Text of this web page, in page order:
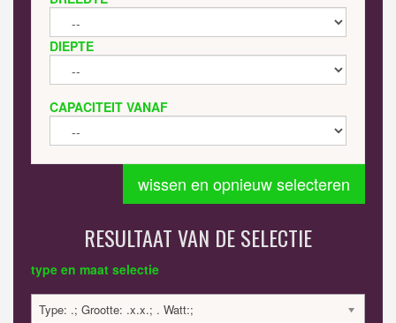
DIEPTE
CAPACITEIT VANAF
wissen en opnieuw selecteren
RESULTAAT VAN DE SELECTIE
type en maat selectie
Type: .; Grootte: .x.x.; . Watt:;